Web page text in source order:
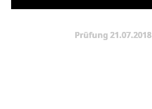
Prüfung 21.07.2018